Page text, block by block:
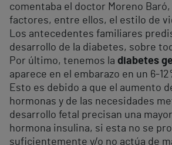
comentaba el doctor Moreno
factores, entre ellos, el estilo de
Los antecedentes familiares
desarrollo de la diabetes, sobre
Por último, tenemos la diabetes
aparece en el embarazo en un 6-
Esto es debido a que el aumento
hormonas y de las necesidades
desarrollo fetal precisan una
hormona insulina, si esta no se
suficientemente y/o no actúa de